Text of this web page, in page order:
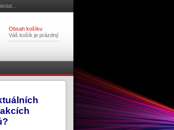
Obsah košíku
Váš košík je prázdný